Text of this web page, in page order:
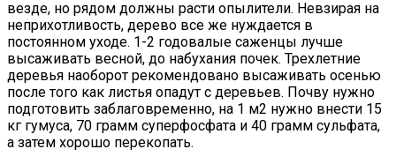
везде, но рядом должны расти опылители. Невзирая на
неприхотливость, дерево все же нуждается в
постоянном уходе. 1-2 годовалые саженцы лучше
высаживать весной, до набухания почек. Трехлетние
деревья наоборот рекомендовано высаживать осенью
после того как листья опадут с деревьев. Почву нужно
подготовить заблаговременно, на 1 м2 нужно внести 15
кг гумуса, 70 грамм суперфосфата и 40 грамм сульфата,
а затем хорошо перекопать.